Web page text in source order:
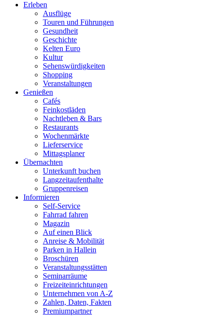
Erleben
Ausflüge
Touren und Führungen
Gesundheit
Geschichte
Kelten Euro
Kultur
Sehenswürdigkeiten
Shopping
Veranstaltungen
Genießen
Cafés
Feinkostläden
Nachtleben & Bars
Restaurants
Wochenmärkte
Lieferservice
Mittagsplaner
Übernachten
Unterkunft buchen
Langzeitaufenthalte
Gruppenreisen
Informieren
Self-Service
Fahrrad fahren
Magazin
Auf einen Blick
Anreise & Mobilität
Parken in Hallein
Broschüren
Veranstaltungsstätten
Seminarräume
Freizeiteinrichtungen
Unternehmen von A-Z
Zahlen, Daten, Fakten
Premiumpartner